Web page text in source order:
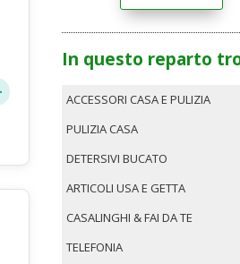
In questo reparto
ACCESSORI CASA E PULIZIA
PULIZIA CASA
DETERSIVI BUCATO
ARTICOLI USA E GETTA
CASALINGHI & FAI DA TE
TELEFONIA